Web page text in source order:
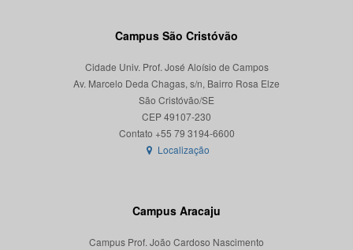
Campus São Cristóvão
Cidade Univ. Prof. José Aloísio de Campos
Av. Marcelo Deda Chagas, s/n, Bairro Rosa Elze
São Cristóvão/SE
CEP 49107-230
Localização
Campus Aracaju
Campus Prof. João Cardoso Nascimento